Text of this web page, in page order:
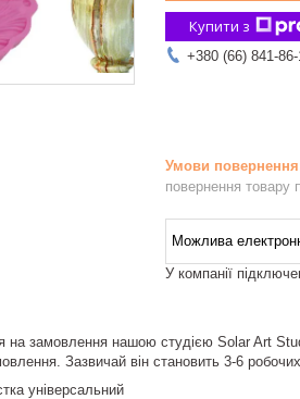
Купити з
+380 (66) 841-
повернення товару
У компанії
на замовлення нашою студією Solar Art
Зазвичай він становить 3-6 робочих
універсальний